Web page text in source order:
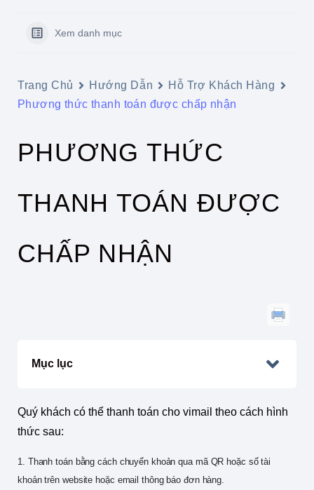
Xem danh mục
Trang Chủ Hướng Dẫn
Hỗ Trợ Khách Hàng
Phương thức thanh toán được chấp nhận
PHƯƠNG THỨC
THANH TOÁN ĐƯỢC
CHẤP NHẬN
Mục lục
Quý khách có thể thanh toán cho vimail theo cách hình
thức sau:
1. Thanh toán bằng cách chuyển khoản qua mã QR hoặc số tài
khoản trên website hoặc email thông báo đơn hàng.